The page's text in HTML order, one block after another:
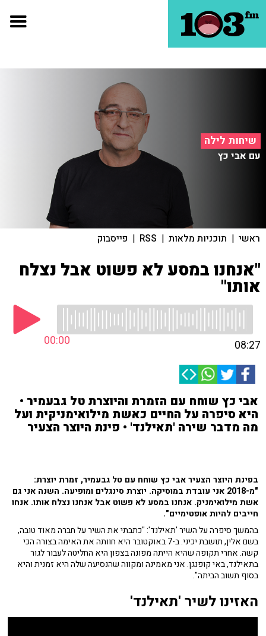
שיחות לילה
עם אבי כץ
ראשי | תוכניות מלאות |
RSS
| פייסבוק
"אנחנו במסע לא פשוט אבל נצלח
אותו"
00:00 08:27
אבי כץ שוחח עם הזמרת והיוצרת טל גבעמיר •
היא סיפרה על החיים כאשת מילואימניקית ועל
מה מדבר שירה 'תאילנד' • פינת היוצר הצעיר
בפינת היוצר הצעיר אבי כץ שוחח עם טל גבעמיר, זמרת יוצרת:
"מ-2018 אני עובדת במוסיקה. יוצרת סינגלים ומופיעה. השנה אני גם
אשת מילואימניק. אנחנו במסע לא פשוט אבל אנחנו נצלח אותו. אנחו
חייבים להיות אופטימיים".
בהמשך סיפרה על השיר 'תאילנד': "כתבתי את השיר על חברה מאוד טובה,
בשם אלין, תושבת יכיני. ב-7 באוקטובר היא חוותה את האימה בצורה הכי
קשה. אחרי תקופה שהיא הייתה מפונה בצפון היא החליטה לעבור לגור
בתאילנד, באי קופנגן. אני מאמינה ומקווה שהנסיעה שלה היא זמנית והיא
בסוף תשוב הביתה".
האזינו לשיר 'תאילנד'